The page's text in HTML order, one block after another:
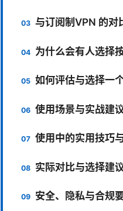
与订阅制VPN 的对
为什么会有人选择
如何评估与选择一
使用场景与实战建
使用中的实用技巧
实际对比与选择建
安全、隐私与合规